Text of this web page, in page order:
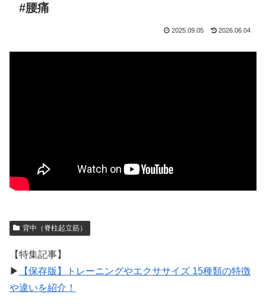
#腰痛
2025.09.05 2026.06.04
背中（脊柱起立筋）
【特集記事】
▶︎
【保存版】トレーニングやエクササイズ 15種類の特徴
や違いを紹介！